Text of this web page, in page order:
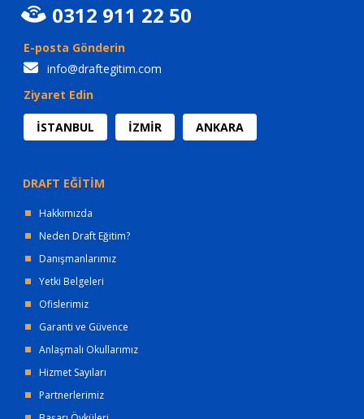
0312 911 22 50
E-posta Gönderin
info@draftegitim.com
Ziyaret Edin
İSTANBUL İZMİR ANKARA
DRAFT EĞİTİM
Hakkımızda
Neden Draft Eğitim?
Danışmanlarımız
Yetki Belgeleri
Ofislerimiz
Garanti ve Güvence
Anlaşmalı Okullarımız
Hizmet Sayıları
Partnerlerimiz